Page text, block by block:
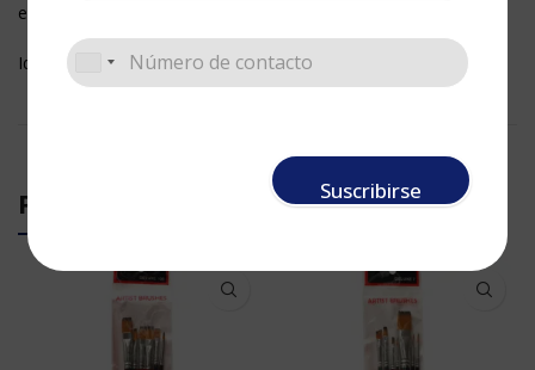
Suscribirse
en presentación de cerda y pelo sintético.
Ideal para aplicar bases y barnices
PRODUCTOS RELACIONADOS